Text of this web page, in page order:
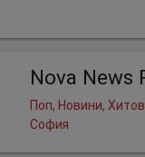
Nova News
Поп, Новини,
София